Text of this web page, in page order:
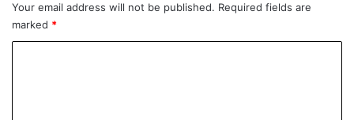
n
j
u
Your email address will not be published. Required fields are
marked *